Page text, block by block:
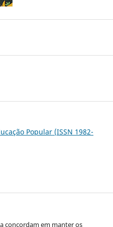
Popular (ISSN 1982-
concordam em manter os